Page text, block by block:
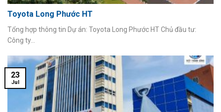
Toyota Long Phước HT
Tổng hợp thông tin Dự án: Toyota Long Phước HT Chủ đầu tư:
Công ty...
23
Jul